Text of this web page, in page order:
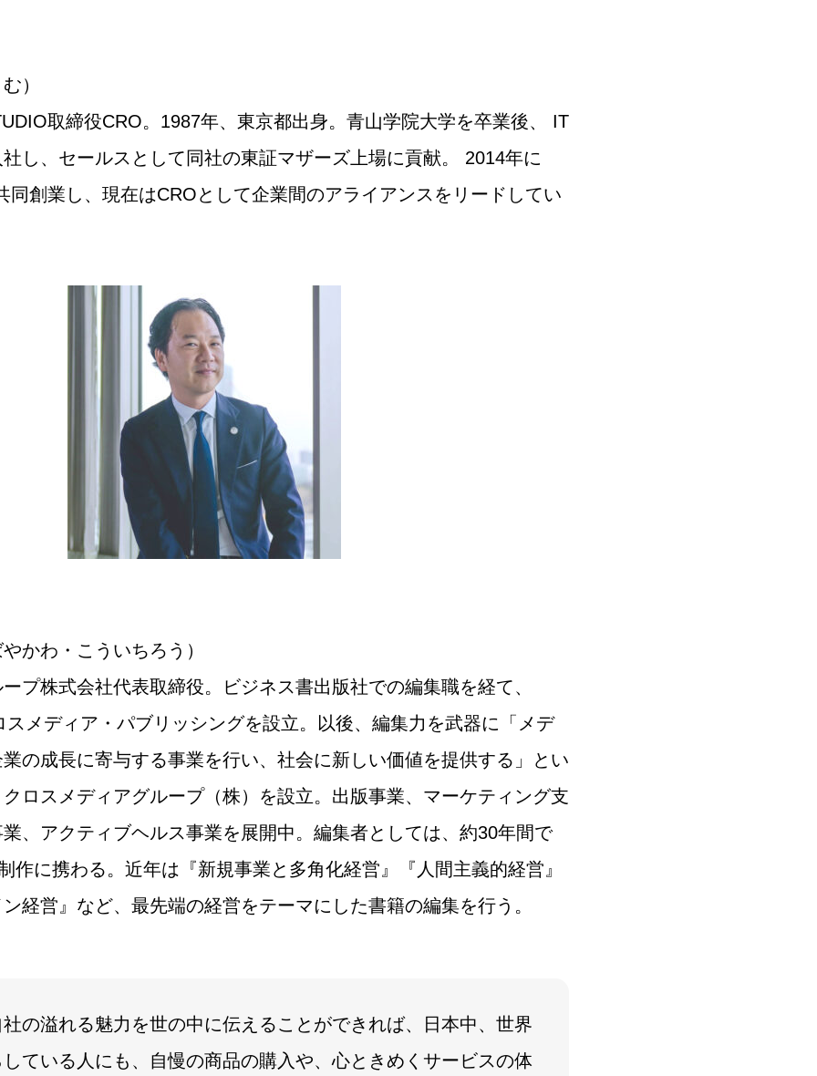
）
取締役CRO。1987年、東京都出身。青山学院大学を卒業後、 IT
し、セールスとして同社の東証マザーズ上場に貢献。 2014年に
同創業し、現在はCROとして企業間のアライアンスをリードしてい
かわ・こういちろう）
プ株式会社代表取締役。ビジネス書出版社での編集職を経て、
スメディア・パブリッシングを設立。以後、編集力を武器に「メデ
の成長に寄与する事業を行い、社会に新しい価値を提供する」とい
ロスメディアグループ（株）を設立。出版事業、マーケティング支
、アクティブヘルス事業を展開中。編集者としては、約30年間で
作に携わる。近年は『新規事業と多角化経営』『人間主義的経営』
ン経営』など、最先端の経営をテーマにした書籍の編集を行う。
の溢れる魅力を世の中に伝えることができれば、日本中、世界
ている人にも、自慢の商品の購入や、心ときめくサービスの体